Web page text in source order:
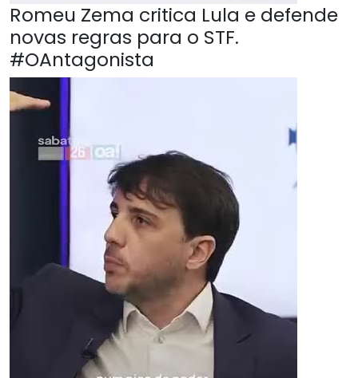
Romeu Zema critica Lula e defende
novas regras para o STF.
#OAntagonista